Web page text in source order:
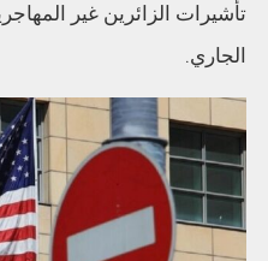
الجاري.